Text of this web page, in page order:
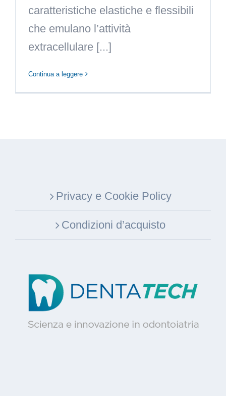
caratteristiche elastiche e flessibili
che emulano l’attività
extracellulare [...]
Continua a leggere
Privacy e Cookie Policy
Condizioni d’acquisto